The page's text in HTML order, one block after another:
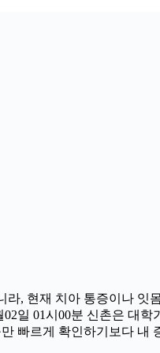
, 현재 치아 통증이나 잇
일 01시00분 신촌은 대
빠르게 확인하기보다 내